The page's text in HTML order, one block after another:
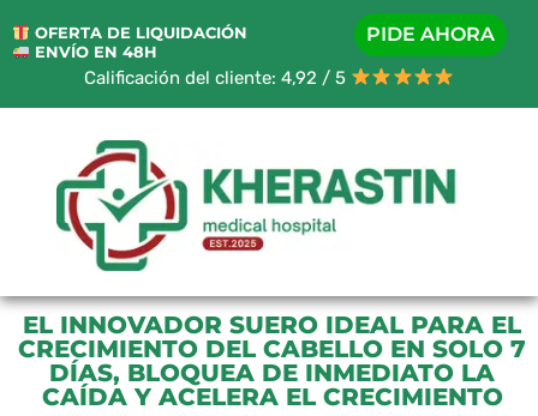
OFERTA DE LIQUIDACIÓN
ENVÍO EN 48H
PIDE AHORA
Calificación del cliente: 4,92 / 5
EL INNOVADOR SUERO IDEAL PARA EL
CRECIMIENTO DEL CABELLO EN SOLO 7
DÍAS, BLOQUEA DE INMEDIATO LA
CAÍDA Y ACELERA EL CRECIMIENTO